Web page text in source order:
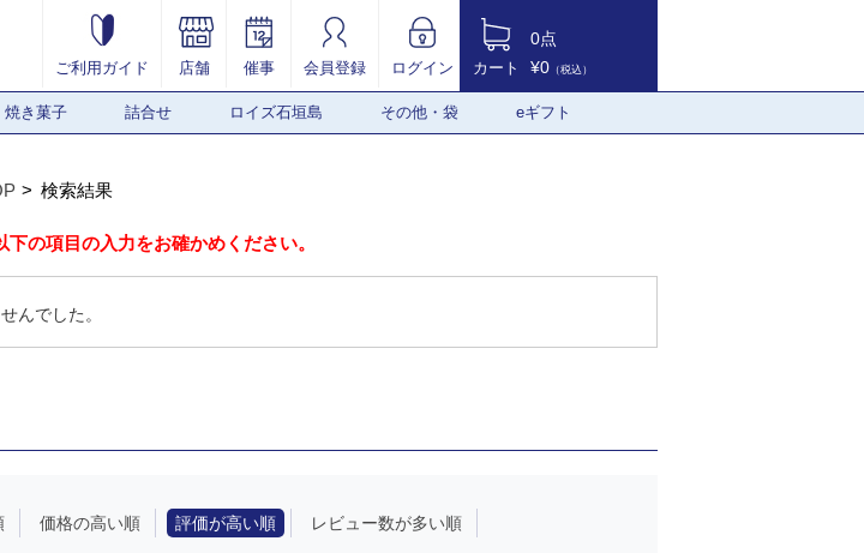
ご利用ガイド 店舗 催事 会員登録 ログイン カート
0点
¥0 （税込）
焼き菓子 詰合せ ロイズ石垣島 その他・袋 eギフト
検索結果
の項目の入力をお確かめください。
んでした。
価格の高い順 評価が高い順 レビュー数が多い順